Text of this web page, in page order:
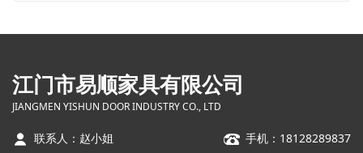
江门市易顺家具有限公司
JIANGMEN YISHUN DOOR INDUSTRY CO., LTD
联系人：赵小姐
手机：18128289837